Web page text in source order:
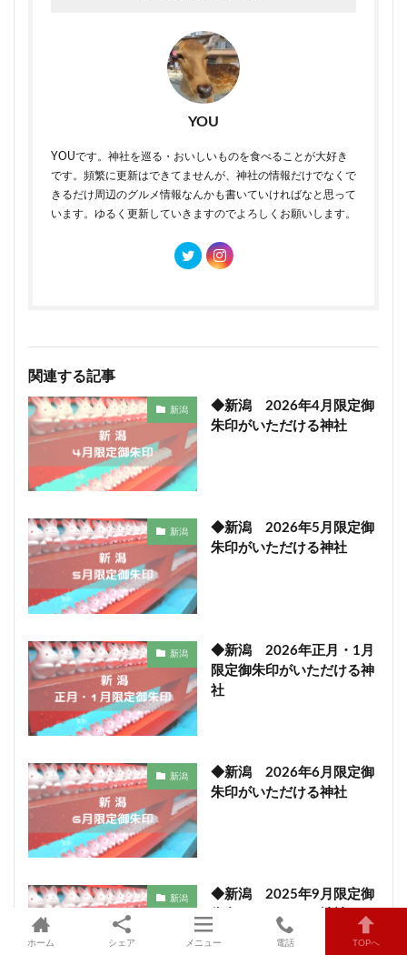
YOU
YOUです。神社を巡る・おいしいものを食べることが大好き
です。頻繁に更新はできてませんが、神社の情報だけでなくで
きるだけ周辺のグルメ情報なんかも書いていければなと思って
います。ゆるく更新していきますのでよろしくお願いします。
関連する記事
新潟
◆新潟 2026年4月限定御
朱印がいただける神社
新潟
◆新潟 2026年5月限定御
朱印がいただける神社
新潟
◆新潟 2026年正月・1月
限定御朱印がいただける神
社
新潟
◆新潟 2026年6月限定御
朱印がいただける神社
新潟
◆新潟 2025年9月限定御
朱印がいただける神社
ホーム シェア メニュー 電話 TOPへ